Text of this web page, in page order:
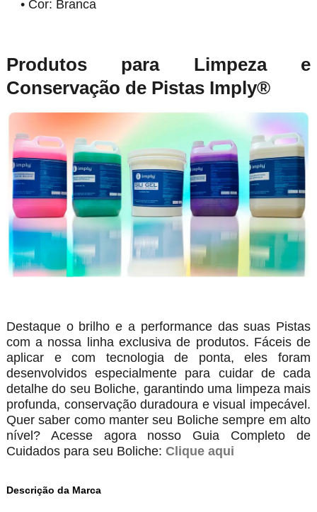
• Cor: Branca
Produtos para Limpeza e
Conservação de Pistas Imply®
Destaque o brilho e a performance das suas Pistas
com a nossa linha exclusiva de produtos. Fáceis de
aplicar e com tecnologia de ponta, eles foram
desenvolvidos especialmente para cuidar de cada
detalhe do seu Boliche, garantindo uma limpeza mais
profunda, conservação duradoura e visual impecável.
Quer saber como manter seu Boliche sempre em alto
nível? Acesse agora nosso Guia Completo de
Cuidados para seu Boliche: Clique aqui
Descrição da Marca